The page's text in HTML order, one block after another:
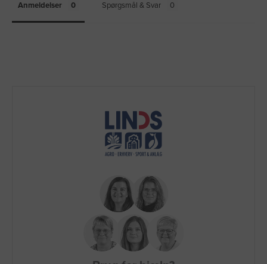
Anmeldelser Spørgsmål & Svar